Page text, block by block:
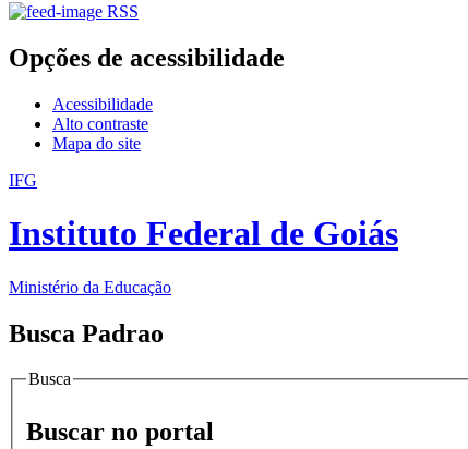
RSS
Opções de acessibilidade
Acessibilidade
Alto contraste
Mapa do site
IFG
Instituto Federal de Goiás
Ministério da Educação
Busca Padrao
Busca
Buscar no portal